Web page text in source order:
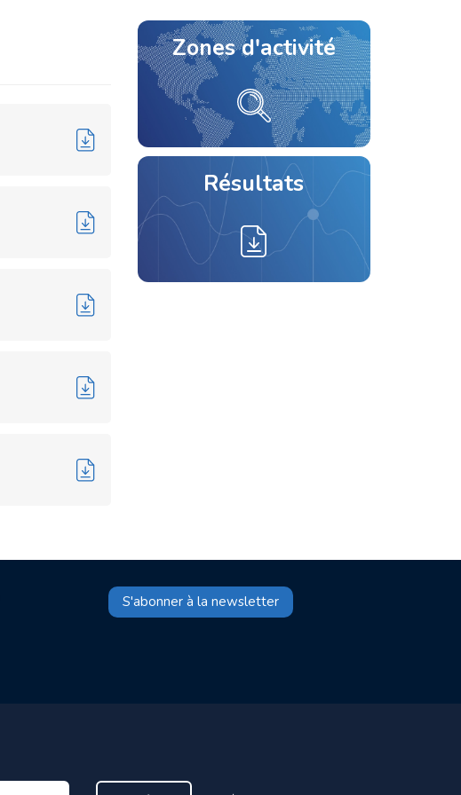
Zones d'activité
Résultats
S'abonner à la newsletter